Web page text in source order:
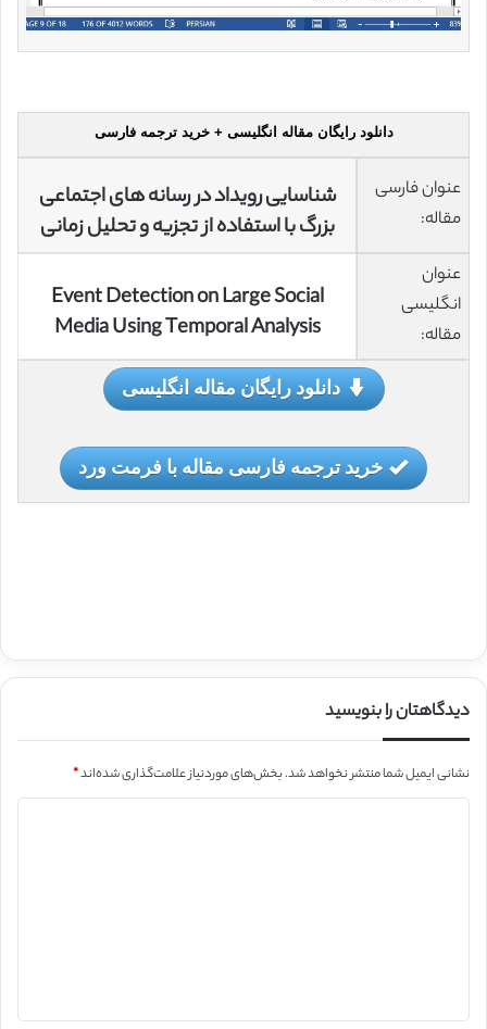
دانلود رایگان مقاله انگلیسی + خرید ترجمه فارسی
عنوان فارسی
مقاله:
شناسایی رویداد در رسانه های اجتماعی
بزرگ با استفاده از تجزیه و تحلیل زمانی
عنوان
انگلیسی
مقاله:
Event Detection on Large Social
Media Using Temporal Analysis
دانلود رایگان مقاله انگلیسی
خرید ترجمه فارسی مقاله با فرمت ورد
دیدگاهتان را بنویسید
نشانی ایمیل شما منتشر نخواهد شد.بخش‌های موردنیاز علامت‌گذاری شده‌اند*